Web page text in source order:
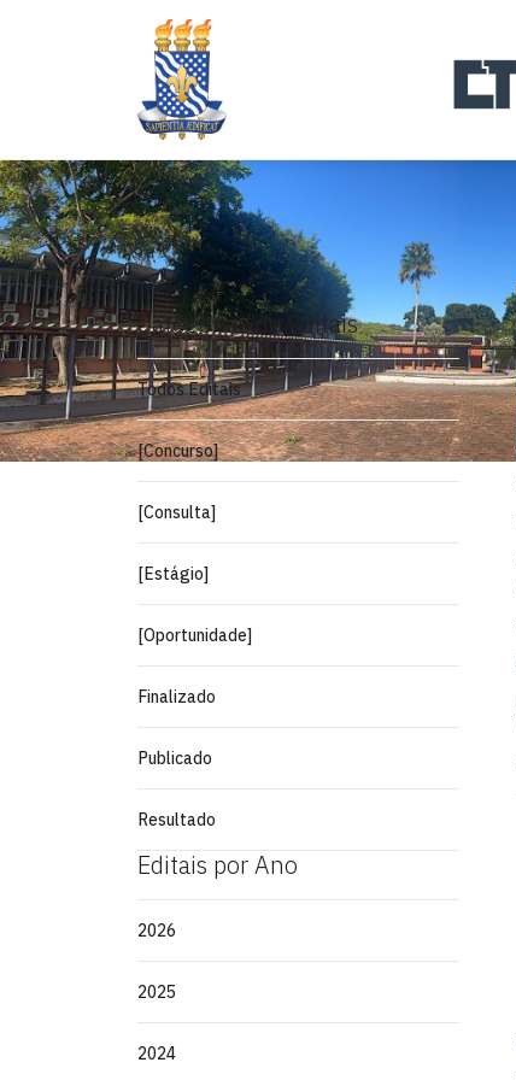
Categorias de Editais
Todos Editais
[Concurso]
[Consulta]
[Estágio]
[Oportunidade]
Finalizado
Publicado
Resultado
Editais por Ano
2026
2025
2024